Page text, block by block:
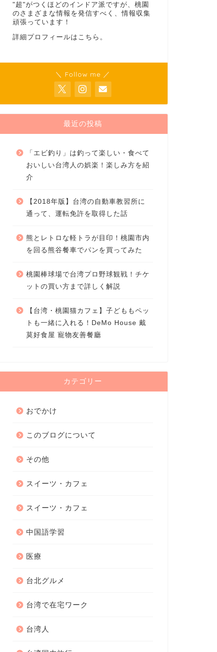
"超"がつくほどのインドア派ですが、桃園
のさまざまな情報を発信すべく、情報収集
頑張っています！
詳細プロフィールは こちら 。
＼ Follow me ／
最近の投稿
「エビ釣り」は釣って楽しい・食べて
おいしい台湾人の娯楽！楽しみ方を紹
介
【2018年版】台湾の自動車教習所に
通って、運転免許を取得した話
熊とレトロな軽トラが目印！桃園市内
を回る熊谷餐車でパンを買ってみた
桃園棒球場で台湾プロ野球観戦！チケ
ットの買い方まで詳しく解説
【台湾・桃園猫カフェ】子どももペッ
トも一緒に入れる！DeMo House 戴
莫好食屋 寵物友善餐廳
カテゴリー
おでかけ
このブログについて
その他
スイーツ・カフェ
スイーツ・カフェ
中国語学習
医療
台北グルメ
台湾で在宅ワーク
台湾人